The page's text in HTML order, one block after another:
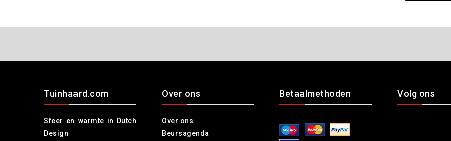
Tuinhaard.com
Sfeer en warmte in Dutch
Design
Over ons
Over ons
Beursagenda
Betaalmethoden Volg ons